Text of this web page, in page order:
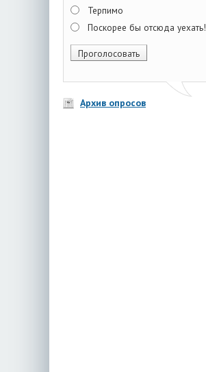
Терпимо
Поскорее бы отсюда уехать!
Архив опросов